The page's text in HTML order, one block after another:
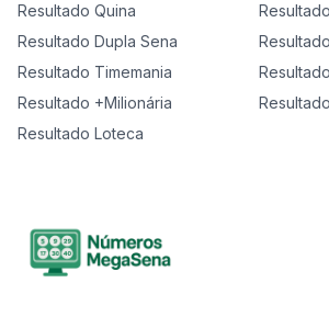
Resultado Quina Resultado
Resultado Dupla Sena Resultado
Resultado Timemania Resultado
Resultado +Milionária Resultado
Resultado Loteca